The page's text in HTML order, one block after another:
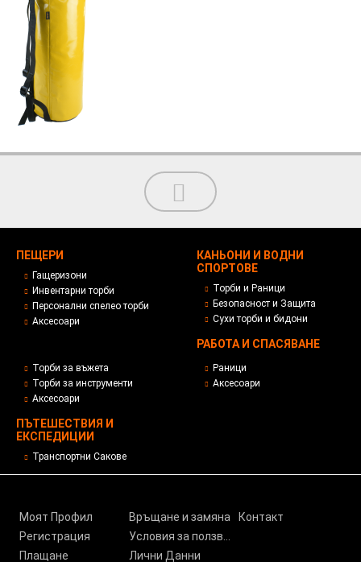
ПЕЩЕРИ
Гащеризони
Инвентарни торби
Персонални спелео торби
Аксесоари
КАНЬОНИ И ВОДНИ
СПОРТОВЕ
Торби и Раници
Безопасност и Защита
Сухи торби и бидони
РАБОТА И СПАСЯВАНЕ
Торби за въжета
Торби за инструменти
Аксесоари
ПЪТЕШЕСТВИЯ И
ЕКСПЕДИЦИИ
Транспортни Сакове
Раници
Аксесоари
Моят Профил
Регистрация
Плащане
Връщане и замяна
Лични Данни
Контакт